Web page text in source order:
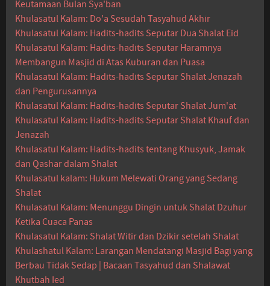
Keutamaan Bulan Sya'ban
Khulasatul Kalam: Do'a Sesudah Tasyahud Akhir
Khulasatul Kalam: Hadits-hadits Seputar Dua Shalat Eid
Khulasatul Kalam: Hadits-hadits Seputar Haramnya
Membangun Masjid di Atas Kuburan dan Puasa
Khulasatul Kalam: Hadits-hadits Seputar Shalat Jenazah
dan Pengurusannya
Khulasatul Kalam: Hadits-hadits Seputar Shalat Jum'at
Khulasatul Kalam: Hadits-hadits Seputar Shalat Khauf dan
Jenazah
Khulasatul Kalam: Hadits-hadits tentang Khusyuk, Jamak
dan Qashar dalam Shalat
Khulasatul kalam: Hukum Melewati Orang yang Sedang
Shalat
Khulasatul Kalam: Menunggu Dingin untuk Shalat Dzuhur
Ketika Cuaca Panas
Khulasatul Kalam: Shalat Witir dan Dzikir setelah Shalat
Khulashatul Kalam: Larangan Mendatangi Masjid Bagi yang
Berbau Tidak Sedap | Bacaan Tasyahud dan Shalawat
Khutbah Ied